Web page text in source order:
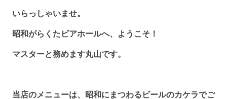
いらっしゃいませ。
昭和がらくたビアホールへ、ようこそ！
マスターと務めます丸山です。
当店のメニューは、昭和にまつわるビールのカケラでご